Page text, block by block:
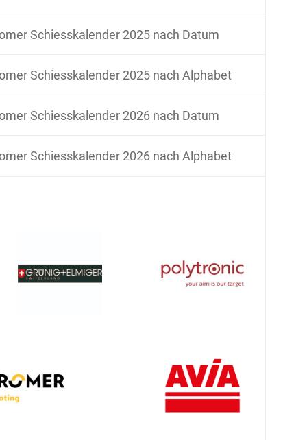
Schiesskalender 2025 nach Datum
Schiesskalender 2025 nach Alphabet
Schiesskalender 2026 nach Datum
Schiesskalender 2026 nach Alphabet